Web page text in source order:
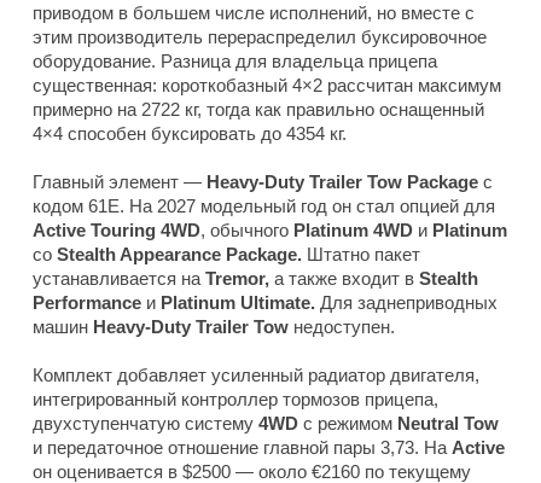
приводом в большем числе исполнений, но вместе с
этим производитель перераспределил буксировочное
оборудование. Разница для владельца прицепа
существенная: короткобазный 4×2 рассчитан максимум
примерно на 2722 кг, тогда как правильно оснащенный
4×4 способен буксировать до 4354 кг.
Главный элемент — Heavy-Duty Trailer Tow Package с
кодом 61E. На 2027 модельный год он стал опцией для
Active Touring 4WD, обычного Platinum 4WD и Platinum
со Stealth Appearance Package. Штатно пакет
устанавливается на Tremor, а также входит в Stealth
Performance и Platinum Ultimate. Для заднеприводных
машин Heavy-Duty Trailer Tow недоступен.
Комплект добавляет усиленный радиатор двигателя,
интегрированный контроллер тормозов прицепа,
двухступенчатую систему 4WD с режимом Neutral Tow
и передаточное отношение главной пары 3,73. На Active
он оценивается в $2500 — около €2160 по текущему